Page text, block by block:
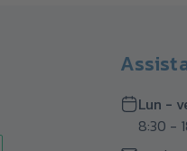
Lun -
8:30 -